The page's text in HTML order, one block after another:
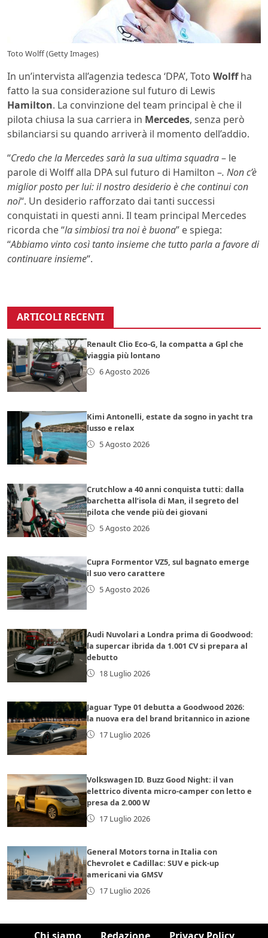
Toto Wolff (Getty Images)
In un’intervista all’agenzia tedesca ‘DPA’, Toto Wolffha
fatto la sua considerazione sul futuro di Lewis
Hamilton. La convinzione del team principal è che il
pilota chiusa la sua carriera in Mercedes, senza però
sbilanciarsi su quando arriverà il momento dell’addio.
“Credo che la Mercedes sarà la sua ultima squadra– le
parole di Wolff alla DPA sul futuro di Hamilton –. Non c’è
miglior posto per lui: il nostro desiderio è che continui con
noi“. Un desiderio rafforzato dai tanti successi
conquistati in questi anni. Il team principal Mercedes
ricorda che “la simbiosi tra noi è buona” e spiega:
“Abbiamo vinto così tanto insieme che tutto parla a favore di
continuare insieme“.
ARTICOLI RECENTI
Renault Clio Eco-G, la compatta a Gpl che
viaggia più lontano
6 Agosto 2026
Kimi Antonelli, estate da sogno in yacht tra
lusso e relax
5 Agosto 2026
Crutchlow a 40 anni conquista tutti: dalla
barchetta all’isola di Man, il segreto del
pilota che vende più dei giovani
5 Agosto 2026
Cupra Formentor VZ5, sul bagnato emerge
il suo vero carattere
5 Agosto 2026
Audi Nuvolari a Londra prima di Goodwood:
la supercar ibrida da 1.001 CV si prepara al
debutto
18 Luglio 2026
Jaguar Type 01 debutta a Goodwood 2026:
la nuova era del brand britannico in azione
17 Luglio 2026
Volkswagen ID. Buzz Good Night: il van
elettrico diventa micro-camper con letto e
presa da 2.000 W
17 Luglio 2026
General Motors torna in Italia con
Chevrolet e Cadillac: SUV e pick-up
americani via GMSV
17 Luglio 2026